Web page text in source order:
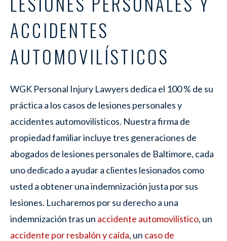
ACCIDENTES
AUTOMOVILÍSTICOS
WGK Personal Injury Lawyers dedica el 100 % de su
práctica a los casos de lesiones personales y
accidentes automovilísticos. Nuestra firma de
propiedad familiar incluye tres generaciones de
abogados de lesiones personales de Baltimore, cada
uno dedicado a ayudar a clientes lesionados como
usted a obtener una indemnización justa por sus
lesiones. Lucharemos por su derecho a una
indemnización tras un accidente automovilístico, un
accidente por resbalón y caída, un caso de